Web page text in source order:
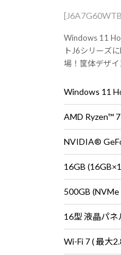
Windows 11
トJ6シリーズ
場！筐体デザ
Windows 11
AMD Ryzen™
NVIDIA®
16GB
500GB